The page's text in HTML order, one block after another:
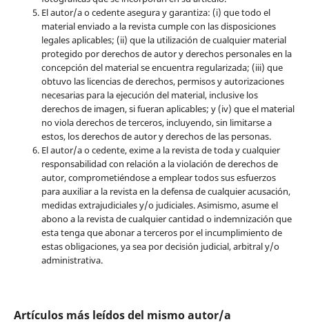
El autor/a o cedente asegura y garantiza: (i) que todo el
material enviado a la revista cumple con las disposiciones
legales aplicables; (ii) que la utilización de cualquier material
protegido por derechos de autor y derechos personales en la
concepción del material se encuentra regularizada; (iii) que
obtuvo las licencias de derechos, permisos y autorizaciones
necesarias para la ejecución del material, inclusive los
derechos de imagen, si fueran aplicables; y (iv) que el material
no viola derechos de terceros, incluyendo, sin limitarse a
estos, los derechos de autor y derechos de las personas.
El autor/a o cedente, exime a la revista de toda y cualquier
responsabilidad con relación a la violación de derechos de
autor, comprometiéndose a emplear todos sus esfuerzos
para auxiliar a la revista en la defensa de cualquier acusación,
medidas extrajudiciales y/o judiciales. Asimismo, asume el
abono a la revista de cualquier cantidad o indemnización que
esta tenga que abonar a terceros por el incumplimiento de
estas obligaciones, ya sea por decisión judicial, arbitral y/o
administrativa.
Artículos más leídos del mismo autor/a